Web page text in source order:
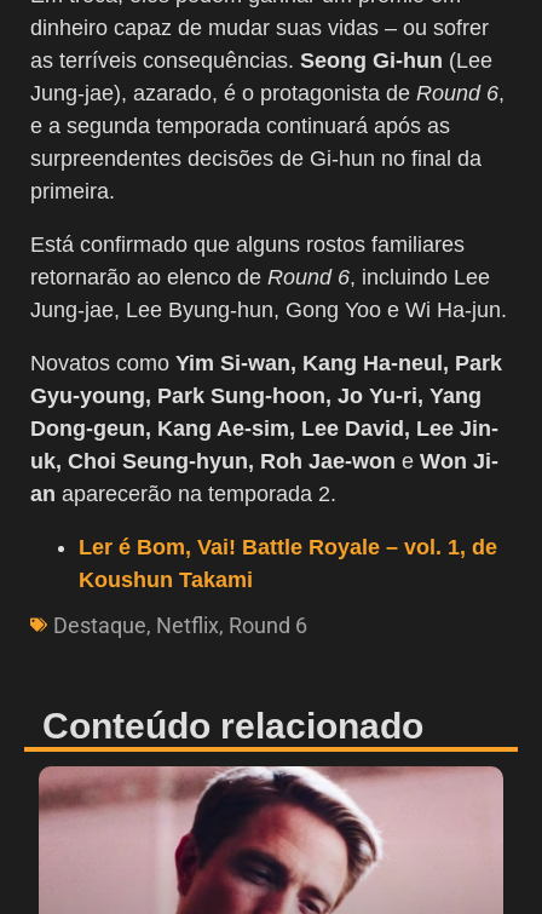
dinheiro capaz de mudar suas vidas – ou sofrer
as terríveis consequências. Seong Gi-hun (Lee
Jung-jae), azarado, é o protagonista de Round 6,
e a segunda temporada continuará após as
surpreendentes decisões de Gi-hun no final da
primeira.
Está confirmado que alguns rostos familiares
retornarão ao elenco de Round 6, incluindo Lee
Jung-jae, Lee Byung-hun, Gong Yoo e Wi Ha-jun.
Novatos como Yim Si-wan, Kang Ha-neul, Park
Gyu-young, Park Sung-hoon, Jo Yu-ri, Yang
Dong-geun, Kang Ae-sim, Lee David, Lee Jin-
uk, Choi Seung-hyun, Roh Jae-won e Won Ji-
an aparecerão na temporada 2.
Ler é Bom, Vai! Battle Royale – vol. 1, de
Koushun Takami
Destaque, Netflix, Round 6
Conteúdo relacionado